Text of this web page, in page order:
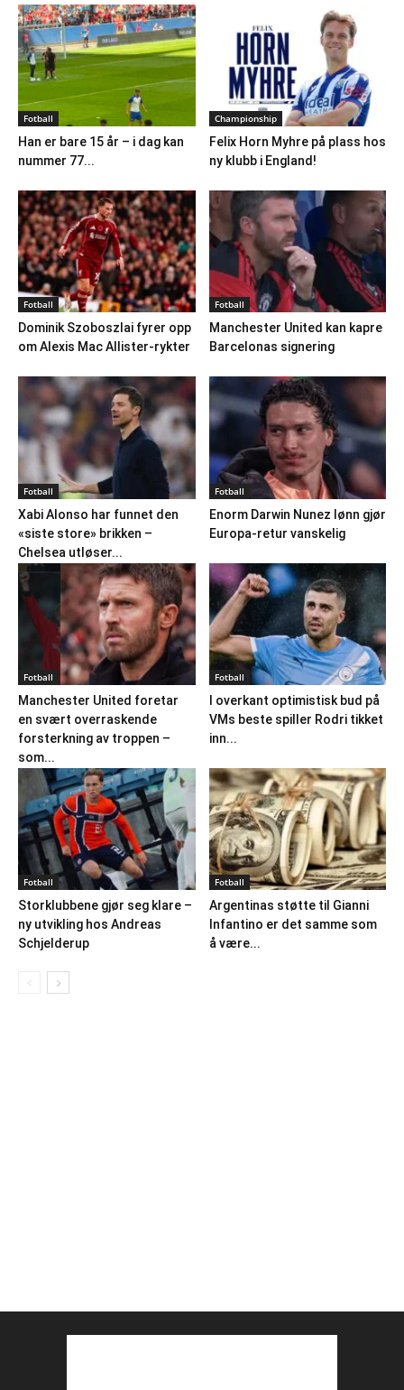
Fotball
Han er bare 15 år – i dag kan
nummer 77...
Championship
Felix Horn Myhre på plass hos
ny klubb i England!
Fotball
Dominik Szoboszlai fyrer opp
om Alexis Mac Allister-rykter
Fotball
Manchester United kan kapre
Barcelonas signering
Fotball
Xabi Alonso har funnet den
«siste store» brikken –
Chelsea utløser...
Fotball
Enorm Darwin Nunez lønn gjør
Europa-retur vanskelig
Fotball
Manchester United foretar
en svært overraskende
forsterkning av troppen –
som...
Fotball
I overkant optimistisk bud på
VMs beste spiller Rodri tikket
inn...
Fotball
Storklubbene gjør seg klare –
ny utvikling hos Andreas
Schjelderup
Fotball
Argentinas støtte til Gianni
Infantino er det samme som
å være...